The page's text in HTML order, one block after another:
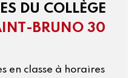
DU COLLÈGE
BRUNO 30
en classe à horaires